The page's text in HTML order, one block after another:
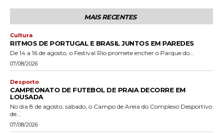
MAIS RECENTES
Cultura
RITMOS DE PORTUGAL E BRASIL JUNTOS EM PAREDES
De 14 a 16 de agosto, o Festival Rio promete encher o Parque do...
07/08/2026
Desporto
CAMPEONATO DE FUTEBOL DE PRAIA DECORRE EM
LOUSADA
No dia 8 de agosto, sábado, o Campo de Areia do Complexo Desportivo
de...
07/08/2026